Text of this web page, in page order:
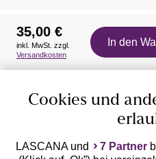
Auszeichnungen
35,00 €
inkl. MwSt. zzgl.
Versandkosten
In den
Cookies und
LASCANA und 7 Partner